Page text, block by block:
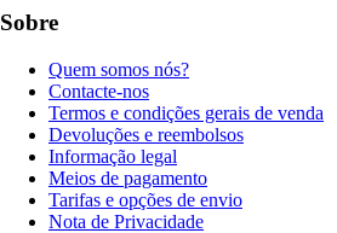
Sobre
Quem somos nós?
Contacte-nos
Termos e condições gerais de venda
Devoluções e reembolsos
Informação legal
Meios de pagamento
Tarifas e opções de envio
Nota de Privacidade